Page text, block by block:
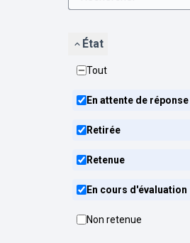
État
Tout
En attente de réponse
Retirée
Retenue
En cours d'évaluation
Non retenue